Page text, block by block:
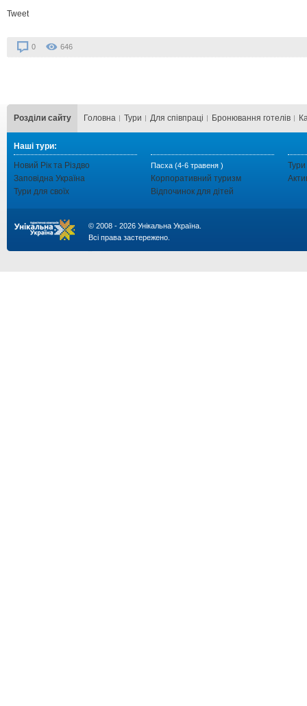
Tweet
0 646
Розділи сайту Головна Тури Для cпівпраці Бронювання готелів
Наші тури:
Новий Рік та Різдво
Заповідна Україна
Тури для своїх
Пасха (4-6 травеня )
Корпоративний туризм
Відпочинок для дітей
Тури
© 2008 - 2026 Унікальна Україна.
Всі права застережено.